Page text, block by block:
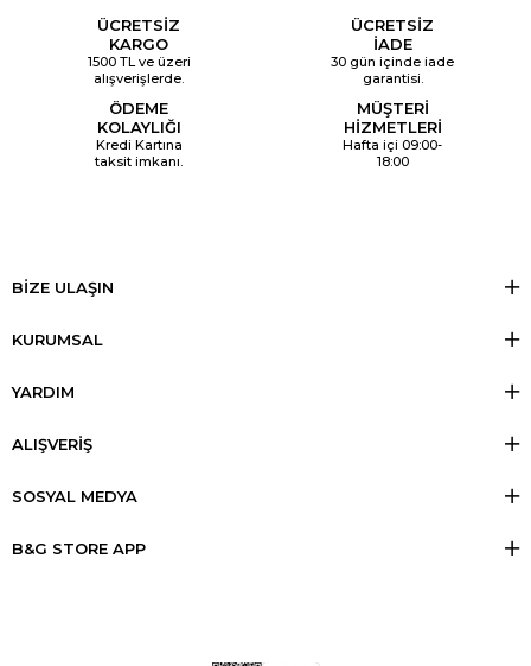
ÜCRETSİZ
KARGO
1500 TL ve üzeri
alışverişlerde.
ÜCRETSİZ
İADE
30 gün içinde iade
garantisi.
ÖDEME
KOLAYLIĞI
Kredi Kartına
taksit imkanı.
MÜŞTERİ
HİZMETLERİ
Hafta içi 09:00-
18:00
BİZE ULAŞIN
KURUMSAL
YARDIM
ALIŞVERİŞ
SOSYAL MEDYA
B&G STORE APP